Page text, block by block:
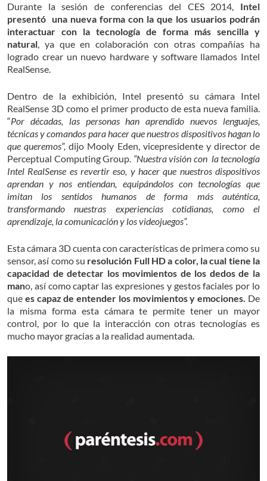
Durante la sesión de conferencias del CES 2014, Intel
presentó una nueva forma con la que los usuarios podrán
interactuar con la tecnología de forma más sencilla y
natural, ya que en colaboración con otras compañías ha
logrado crear un nuevo hardware y software llamados Intel
RealSense.
Dentro de la exhibición, Intel presentó su cámara Intel
RealSense 3D como el primer producto de esta nueva familia.
“Por décadas, las personas han aprendido nuevos lenguajes,
técnicas y comandos para hacer que nuestros dispositivos hagan lo
que queremos”, dijo Mooly Eden, vicepresidente y director de
Perceptual Computing Group. “Nuestra visión con la tecnología
Intel RealSense es revertir eso, y hacer que nuestros dispositivos
aprendan y nos entiendan, equipándolos con tecnologías que
imitan los sentidos humanos de forma más auténtica,
transformando nuestras experiencias cotidianas, como el
aprendizaje, la comunicación y los videojuegos”.
Esta cámara 3D cuenta con características de primera como su
sensor, así como su resolución Full HD a color, la cual tiene la
capacidad de detectar los movimientos de los dedos de la
mano, así como captar las expresiones y gestos faciales por lo
que es capaz de entender los movimientos y emociones. De
la misma forma esta cámara te permite tener un mayor
control, por lo que la interacción con otras tecnologías es
mucho mayor gracias a la realidad aumentada.